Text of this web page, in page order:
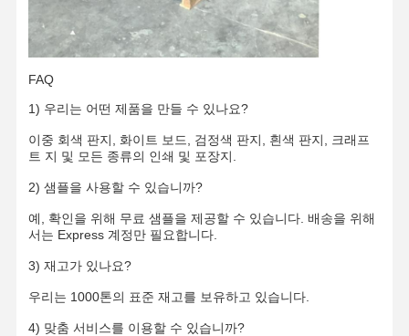
용지함
도배공
케이크 보드
FAQ
1) 우리는 어떤 제품을 만들 수 있나요?
이중 회색 판지, 화이트 보드, 검정색 판지, 흰색 판지, 크래프
트 지 및 모든 종류의 인쇄 및 포장지.
2) 샘플을 사용할 수 있습니까?
예, 확인을 위해 무료 샘플을 제공할 수 있습니다. 배송을 위해
서는 Express 계정만 필요합니다.
3) 재고가 있나요?
우리는 1000톤의 표준 재고를 보유하고 있습니다.
4) 맞춤 서비스를 이용할 수 있습니까?